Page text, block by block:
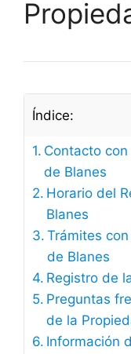
Índice:
Contacto
de Blanes
Horario del
Blanes
Trámites
de Blanes
Registro de
Preguntas
de la
Información